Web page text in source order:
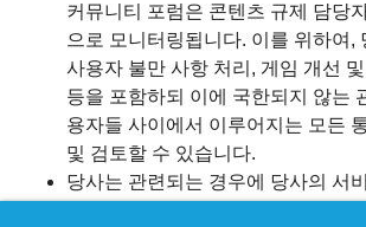
커뮤니티 포럼은 콘텐츠 규제 담당
으로 모니터링됩니다. 이를 위하여,
사용자 불만 사항 처리, 게임 개선
등을 포함하되 이에 국한되지 않는
용자들 사이에서 이루어지는 모든
및 검토할 수 있습니다.
당사는 관련되는 경우에 당사의 서